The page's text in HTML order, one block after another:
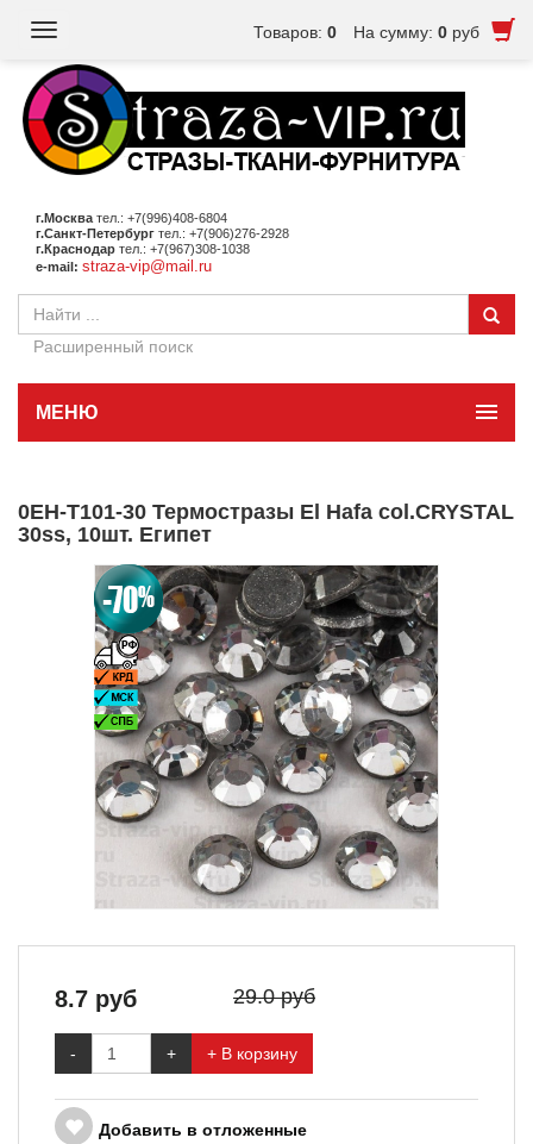
Товаров: 0 На сумму: 0 руб
Toggle
г.Москва тел.: +7(996)408-6804
г.Санкт-Петербург тел.: +7(906)276-2928
г.Краснодар тел.: +7(967)308-1038
e-mail: straza-vip@mail.ru
Расширенный поиск
МЕНЮ
0EH-T101-30 Термостразы El Hafa col.CRYSTAL
30ss, 10шт. Египет
8.7 руб 29.0 руб
- + + В корзину
Добавить в отложенные